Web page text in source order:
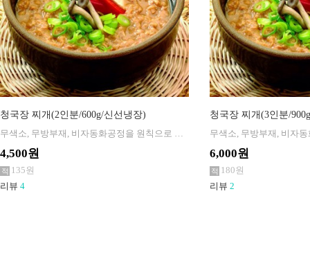
청국장 찌개(2인분/600g/신선냉장)
무색소, 무방부재, 비자동화공정을 원칙으로 생산
4,500원
135원
리뷰 4
청국장 찌개(3인분/
6,000원
180원
리뷰2